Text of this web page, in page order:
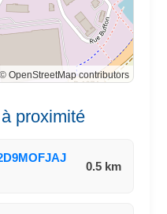
© OpenStreetMap contributors
proximité
0.5 km